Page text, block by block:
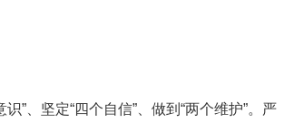
”、坚定“四个自信”、做到“两个维护”。严